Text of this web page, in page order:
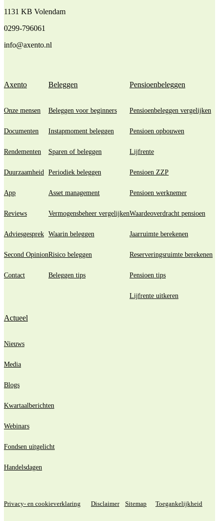
1131 KB Volendam
0299-796061
info@axento.nl
Axento
Onze mensen
Documenten
Rendementen
Duurzaamheid
App
Reviews
Adviesgesprek
Second Opinion
Contact
Beleggen
Beleggen voor beginners
Instapmoment beleggen
Sparen of beleggen
Periodiek beleggen
Asset management
Vermogensbeheer vergelijken
Waarin beleggen
Risico beleggen
Beleggen tips
Pensioenbeleggen
Pensioenbeleggen vergelijken
Pensioen opbouwen
Lijfrente
Pensioen ZZP
Pensioen werknemer
Waardeoverdracht pensioen
Jaarruimte berekenen
Reserveringsruimte berekenen
Pensioen tips
Lijfrente uitkeren
Actueel
Nieuws
Media
Blogs
Kwartaalberichten
Webinars
Fondsen uitgelicht
Handelsdagen
Privacy- en cookieverklaring Disclaimer Sitemap Toegankelijkheid